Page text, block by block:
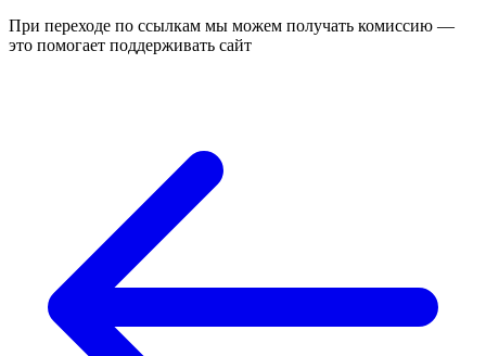
При переходе по ссылкам мы можем получать комиссию —
это помогает поддерживать сайт